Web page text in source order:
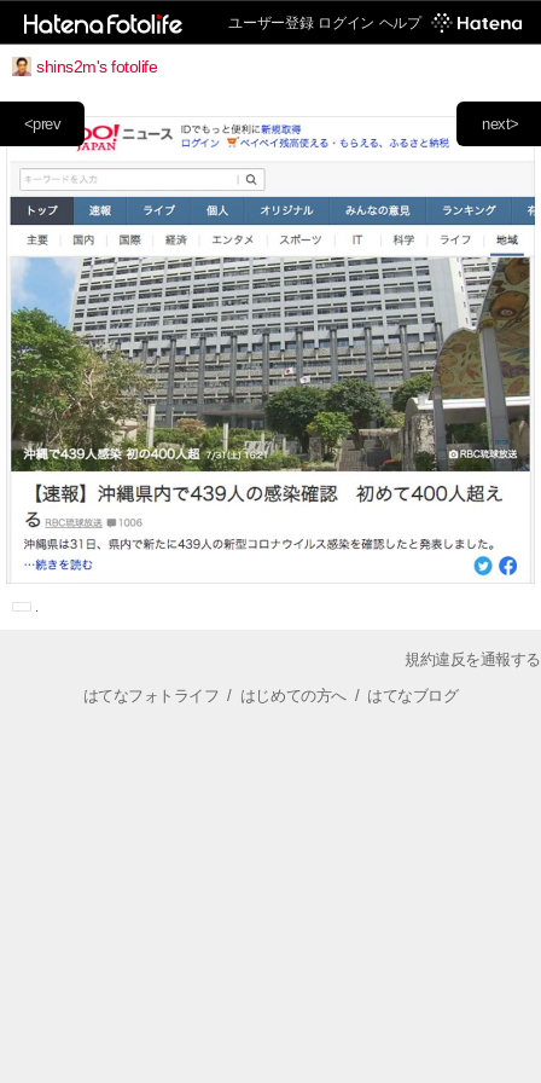
ユーザー登録 ログイン ヘルプ
shins2m's fotolife
next>
<prev
規約違反を通報する
はてなフォトライフ / はじめての方へ/ はてなブログ